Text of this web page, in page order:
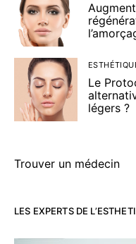
Le
légers ?
Trouver un médecin
LES EXPERTS DE